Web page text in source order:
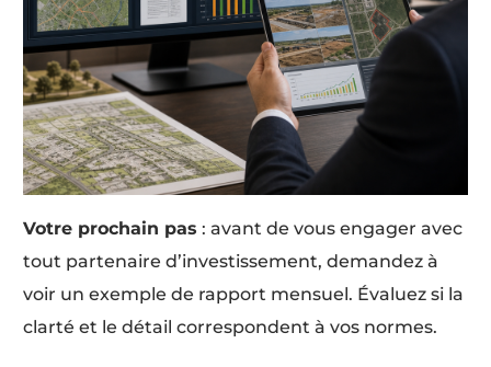
Votre prochain pas : avant de vous engager avec
tout partenaire d’investissement, demandez à
voir un exemple de rapport mensuel. Évaluez si la
clarté et le détail correspondent à vos normes.